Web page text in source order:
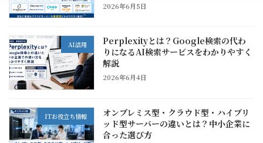
2026年6月5日
AI活用
Perplexityとは？Google検索の代わ
りになるAI検索サービスをわかりやすく
解説
2026年6月4日
ITお役立ち情報
オンプレミス型・クラウド型・ハイブリ
ッド型サーバーの違いとは？中小企業に
合った選び方